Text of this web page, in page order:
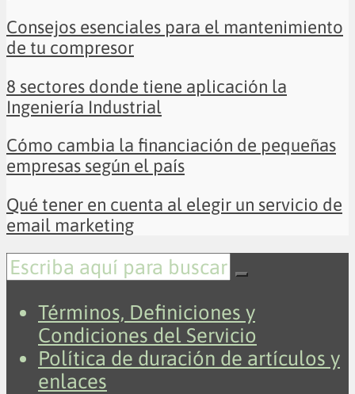
Consejos esenciales para el mantenimiento
de tu compresor
8 sectores donde tiene aplicación la
Ingeniería Industrial
Cómo cambia la financiación de pequeñas
empresas según el país
Qué tener en cuenta al elegir un servicio de
email marketing
Términos, Definiciones y
Condiciones del Servicio
Política de duración de artículos y
enlaces